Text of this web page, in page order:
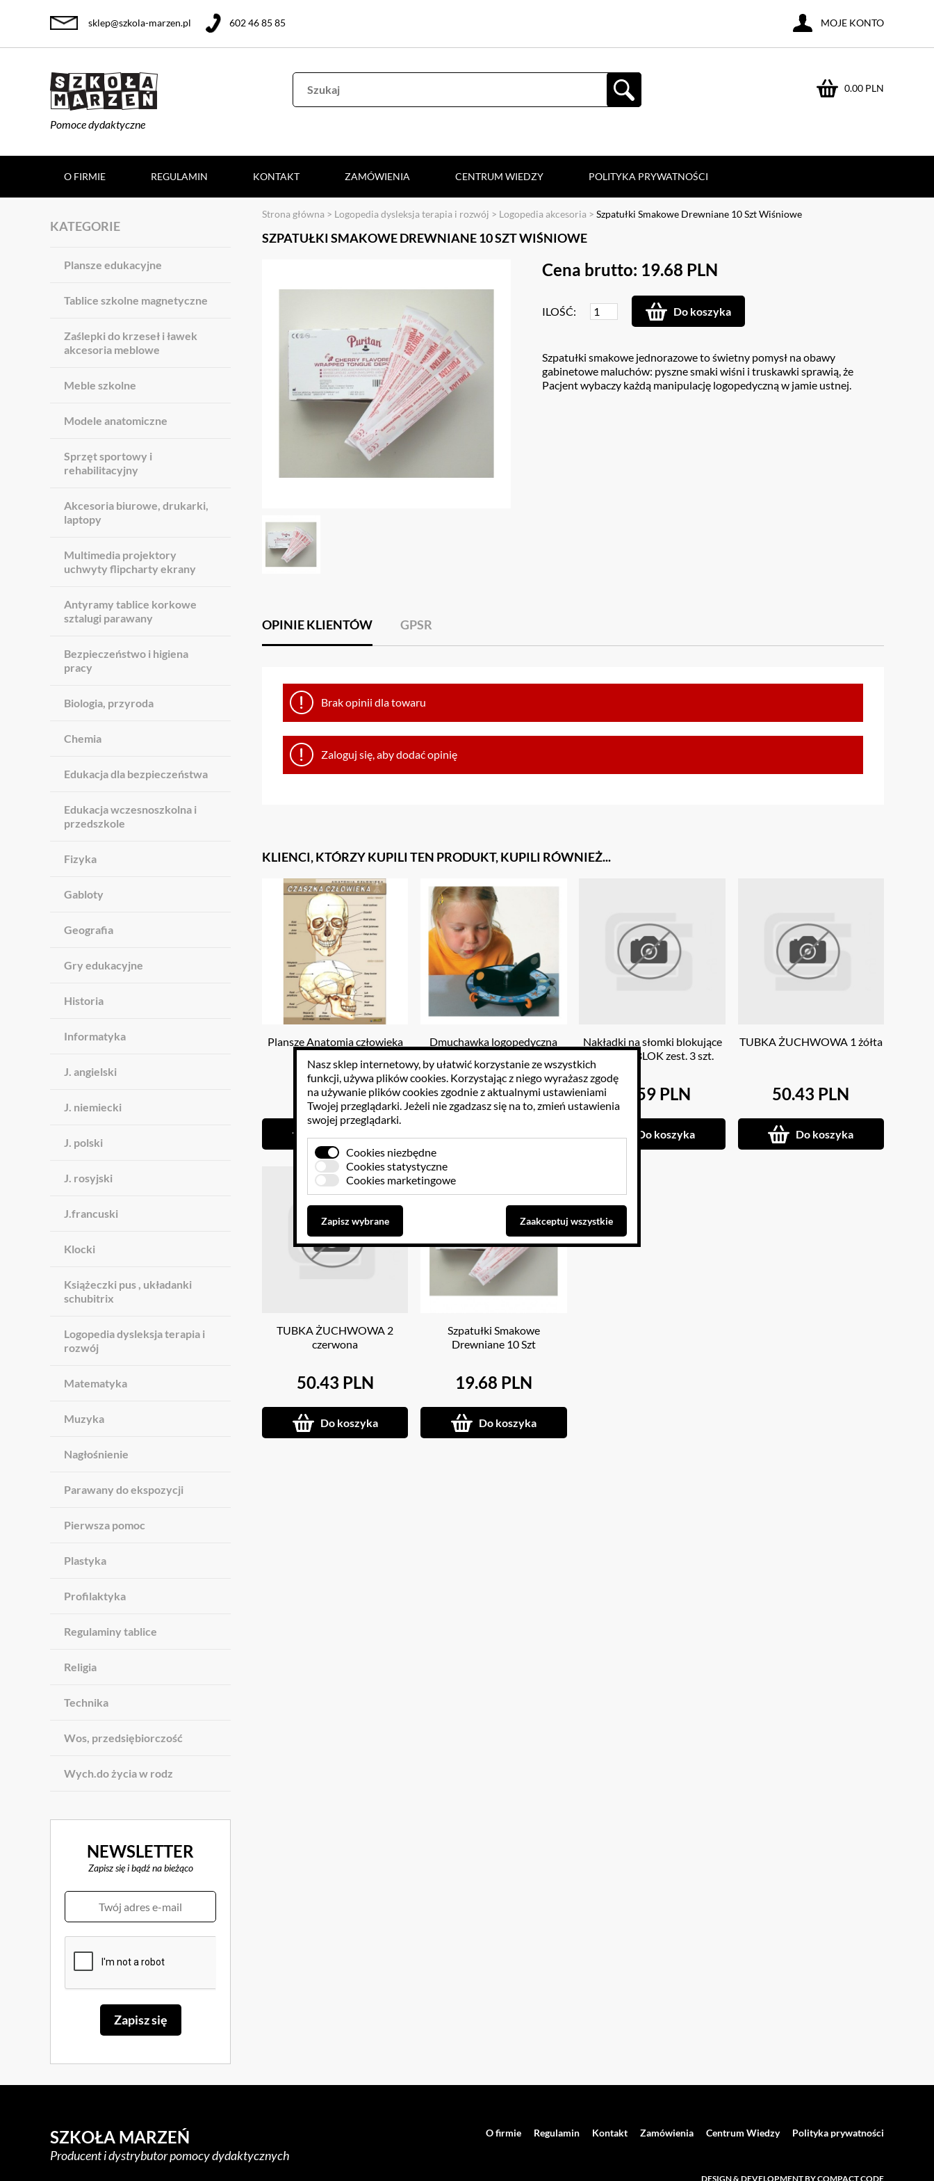
Pomoce dydaktyczne
0.00 PLN
sklep@szkola-marzen.pl 602 46 85 85 MOJE KONTO
O FIRMIE REGULAMIN KONTAKT ZAMÓWIENIA CENTRUM WIEDZY POLITYKA PRYWATNOŚCI
KATEGORIE
Plansze edukacyjne
Tablice szkolne magnetyczne
Zaślepki do krzeseł i ławek
akcesoria meblowe
Meble szkolne
Modele anatomiczne
Sprzęt sportowy i
rehabilitacyjny
Akcesoria biurowe, drukarki,
laptopy
Multimedia projektory
uchwyty flipcharty ekrany
Antyramy tablice korkowe
sztalugi parawany
Bezpieczeństwo i higiena
pracy
Biologia, przyroda
Chemia
Edukacja dla bezpieczeństwa
Edukacja wczesnoszkolna i
przedszkole
Fizyka
Gabloty
Geografia
Gry edukacyjne
Historia
Informatyka
J. angielski
J. niemiecki
J. polski
J. rosyjski
J.francuski
Klocki
Książeczki pus , układanki
schubitrix
Logopedia dysleksja terapia i
rozwój
Matematyka
Muzyka
Nagłośnienie
Parawany do ekspozycji
Pierwsza pomoc
Plastyka
Profilaktyka
Regulaminy tablice
Religia
Technika
Wos, przedsiębiorczość
Wych.do życia w rodz
NEWSLETTER
Zapisz się i bądź na bieżąco
Strona główna > Logopedia dysleksja terapia i rozwój > Logopedia akcesoria > Szpatułki Smakowe Drewniane 10 Szt Wiśniowe
SZPATUŁKI SMAKOWE DREWNIANE 10 SZT WIŚNIOWE
Cena brutto: 19.68 PLN
ILOŚĆ: Do koszyka
Szpatułki smakowe jednorazowe to świetny pomysł na obawy
gabinetowe maluchów: pyszne smaki wiśni i truskawki sprawią, że
Pacjent wybaczy każdą manipulację logopedyczną w jamie ustnej.
OPINIE KLIENTÓW GPSR
Brak opinii dla towaru
Zaloguj się, aby dodać opinię
KLIENCI, KTÓRZY KUPILI TEN PRODUKT, KUPILI RÓWNIEŻ...
Plansze Anatomia człowieka
39.36 PLN
Dmuchawka logopedyczna
98.40 PLN
Nakładki na słomki blokujące
język LIP BLOK zest. 3 szt.
40.59 PLN
Do koszyka
TUBKA ŻUCHWOWA 1 żółta
50.43 PLN
Do koszyka
TUBKA ŻUCHWOWA 2
czerwona
50.43 PLN
Do koszyka
Szpatułki Smakowe
Drewniane 10 Szt
19.68 PLN
Do koszyka
SZKOŁA MARZEŃ
Producent i dystrybutor pomocy dydaktycznych
O firmie Regulamin Kontakt Zamówienia Centrum Wiedzy Polityka prywatności
DESIGN & DEVELOPMENT BY COMPACT CODE
Nasz sklep internetowy, by ułatwić korzystanie ze wszystkich
funkcji, używa plików cookies. Korzystając z niego wyrażasz zgodę
na używanie plików cookies zgodnie z aktualnymi ustawieniami
Twojej przeglądarki. Jeżeli nie zgadzasz się na to, zmień ustawienia
swojej przeglądarki.
Cookies niezbędne
Cookies statystyczne
Cookies marketingowe
Zapisz wybrane Zaakceptuj wszystkie